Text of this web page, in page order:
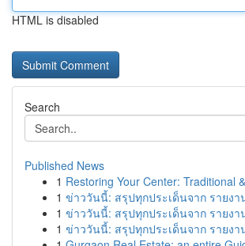
HTML is disabled
Search
Published News
1 Restoring Your Center: Traditional
1 ข่าววันนี้: สรุปทุกประเด็นจาก รายง
1 ข่าววันนี้: สรุปทุกประเด็นจาก รายง
1 ข่าววันนี้: สรุปทุกประเด็นจาก รายง